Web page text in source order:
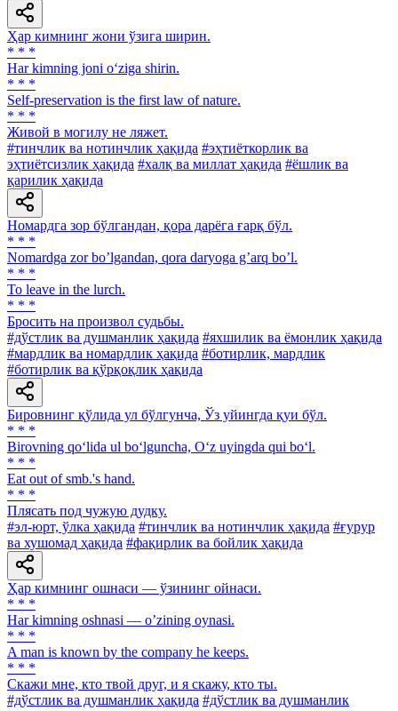
Ҳар кимнинг жони ўзига ширин.
* * *
Har kimning joni o‘ziga shirin.
* * *
Self-preservation is the first law of nature.
* * *
Живой в могилу не ляжет.
#тинчлик ва нотинчлик ҳақида #эҳтиёткорлик ва
эҳтиётсизлик ҳақида #халқ ва миллат ҳақида #ёшлик ва
қарилик ҳақида
Номардга зор бўлгандан, қора дарёга ғарқ бўл.
* * *
Nomardga zor boʼlgandan, qora daryoga gʼarq boʼl.
* * *
To leave in the lurch.
* * *
Бросить на произвол судьбы.
#дўстлик ва душманлик ҳақида #яхшилик ва ёмонлик ҳақида
#мардлик ва номардлик ҳақида #ботирлик, мардлик
#ботирлик ва қўрқоқлик ҳақида
Бировнинг қўлида ул бўлгунча, Ўз уйингда қуи бўл.
* * *
Birovning qo‘lida ul bo‘lguncha, O‘z uyingda qui bo‘l.
* * *
Eat out of smb.'s hand.
* * *
Плясать под чужую дудку.
#эл-юрт, ўлка ҳақида #тинчлик ва нотинчлик ҳақида #ғурур
ва хушомад ҳақида #фақирлик ва бойлик ҳақида
Ҳар кимнинг ошнаси — ўзининг ойнаси.
* * *
Har kimning oshnasi — oʼzining oynasi.
* * *
A man is known by the company he keeps.
* * *
Скажи мне, кто твой друг, и я скажу, кто ты.
#дўстлик ва душманлик ҳақида #дўстлик ва душманлик